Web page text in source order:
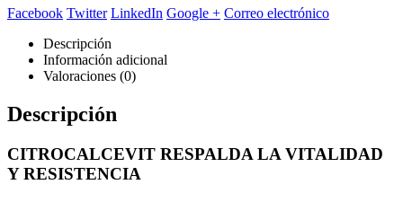
Facebook Twitter LinkedIn Google + Correo electrónico
Descripción
Información adicional
Valoraciones (0)
Descripción
CITROCALCEVIT RESPALDA LA VITALIDAD
Y RESISTENCIA